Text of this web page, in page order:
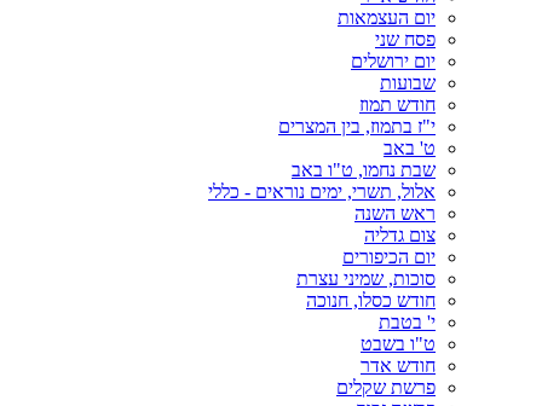
יום העצמאות
פסח שני
יום ירושלים
שבועות
חודש תמוז
י"ז בתמוז, בין המצרים
ט' באב
שבת נחמו, ט"ו באב
אלול, תשרי, ימים נוראים - כללי
ראש השנה
צום גדליה
יום הכיפורים
סוכות, שמיני עצרת
חודש כסלו, חנוכה
י' בטבת
ט"ו בשבט
חודש אדר
פרשת שקלים